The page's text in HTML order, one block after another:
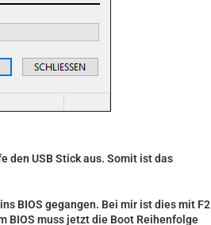
den USB Stick aus. Somit ist das
BIOS gegangen. Bei mir ist dies mit F2
BIOS muss jetzt die Boot Reihenfolge